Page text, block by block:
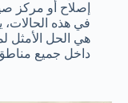
إصلاح أو مركز
في هذه
هي الحل الأمثل
داخل جميع